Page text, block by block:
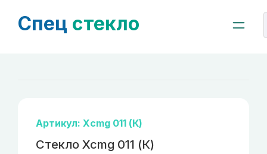
Спец стекло
Артикул: Xcmg 011 (К)
Стекло Xcmg 011 (К)